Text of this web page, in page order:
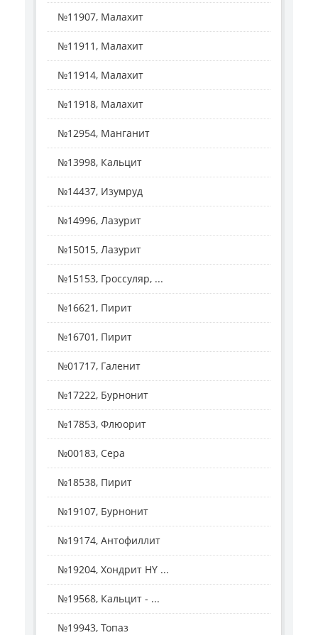
№11907, Малахит
№11911, Малахит
№11914, Малахит
№11918, Малахит
№12954, Манганит
№13998, Кальцит
№14437, Изумруд
№14996, Лазурит
№15015, Лазурит
№15153, Гроссуляр, ...
№16621, Пирит
№16701, Пирит
№01717, Галенит
№17222, Бурнонит
№17853, Флюорит
№00183, Сера
№18538, Пирит
№19107, Бурнонит
№19174, Антофиллит
№19204, Хондрит HY ...
№19568, Кальцит - ...
№19943, Топаз